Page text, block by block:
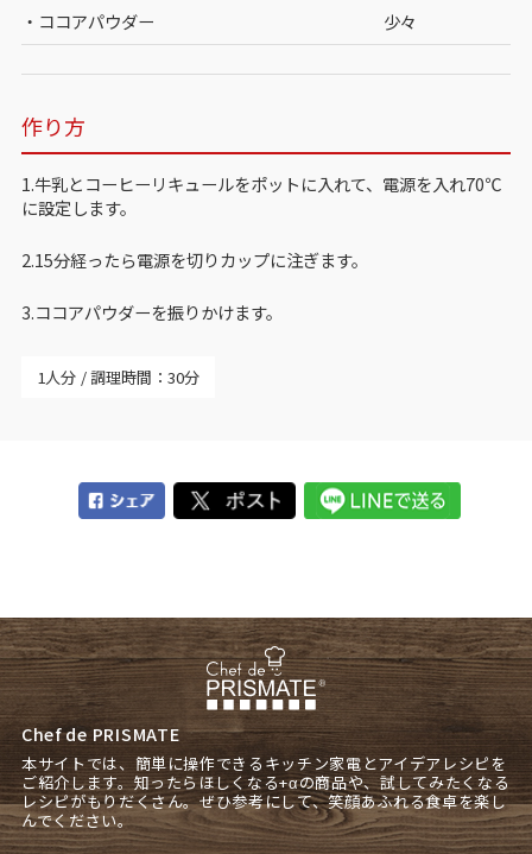
・ココアパウダー
少々
作り方
1.牛乳とコーヒーリキュールをポットに入れて、電源を入れ70℃
に設定します。
2.15分経ったら電源を切りカップに注ぎます。
3.ココアパウダーを振りかけます。
1人分 調理時間：30分
Chef de PRISMATE
本サイトでは、簡単に操作できるキッチン家電とアイデアレシピを
ご紹介します。知ったらほしくなる+αの商品や、試してみたくなる
レシピがもりだくさん。ぜひ参考にして、笑顔あふれる食卓を楽し
んでください。